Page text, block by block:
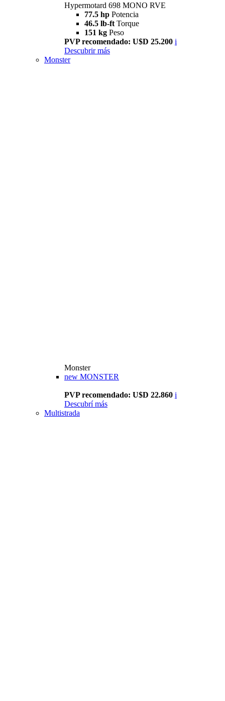
Hypermotard 698 MONO RVE
77.5 hp Potencia
46.5 lb-ft Torque
151 kg Peso
PVP recomendado: U$D 25.200 i
Descubrir más
Monster
Monster
new MONSTER
PVP recomendado: U$D 22.860 i
Descubrí más
Multistrada